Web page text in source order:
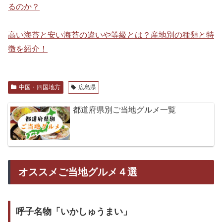
るのか？
高い海苔と安い海苔の違いや等級とは？産地別の種類と特
徴を紹介！
中国・四国地方 広島県
都道府県別ご当地グルメ一覧
オススメご当地グルメ４選
呼子名物「いかしゅうまい」